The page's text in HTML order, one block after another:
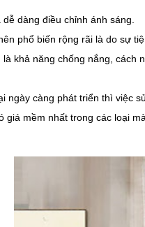
dàng điều chỉnh ánh sáng.
phổ biến rộng rãi là do sự
khả năng chống nắng,
ngày càng phát triển thì việc
mềm nhất trong các loại